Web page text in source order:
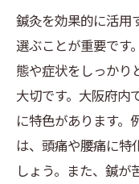
鍼灸を効果的に活用
選ぶことが重要です
態や症状をしっかり
大切です。大阪府内
に特色があります。
は、頭痛や腰痛に特
しょう。また、鍼